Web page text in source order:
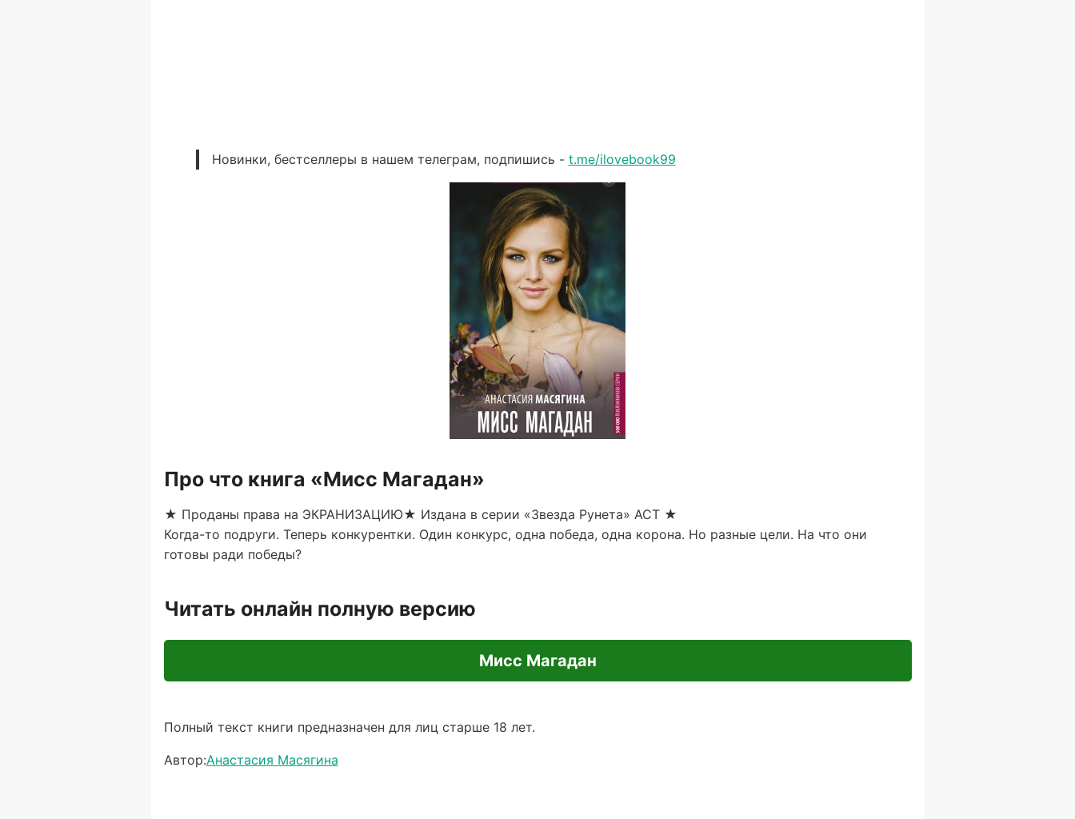
Новинки, бестселлеры в нашем телеграм, подпишись - t.me/ilovebook99
Про что книга «Мисс Магадан»
★ Проданы права на ЭКРАНИЗАЦИЮ★ Издана в серии «Звезда Рунета» АСТ ★
Когда-то подруги. Теперь конкурентки. Один конкурс, одна победа, одна корона. Но разные цели. На что они
готовы ради победы?
Читать онлайн полную версию
Мисс Магадан
Полный текст книги предназначен для лиц старше 18 лет.
Автор:Анастасия Масягина